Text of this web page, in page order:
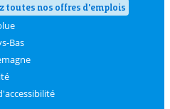
toutes nos offres d'emplois
Bas